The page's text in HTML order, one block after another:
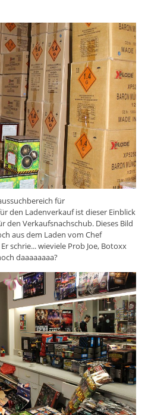
für
den Ladenverkauf ist dieser Einblick
den Verkaufsnachschub. Dieses Bild
aus dem Laden vom Chef
schrie... wieviele Prob Joe, Botoxx
daaaaaaaa?